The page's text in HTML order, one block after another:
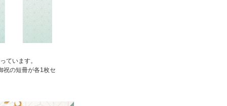
ています。
祝の短冊が各1枚セ